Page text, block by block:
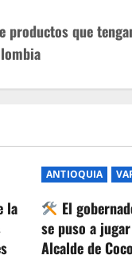
productos que
la
ANTIOQUIA
El
se puso a
Alcalde de